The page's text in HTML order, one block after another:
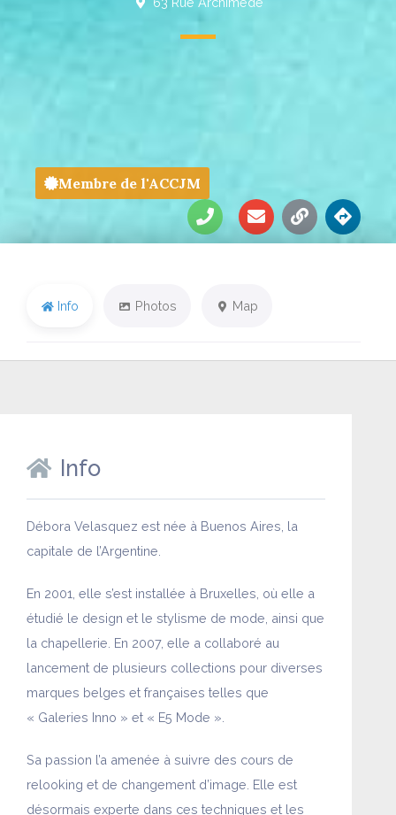
Membre de l'ACCJM
Info Photos Map
Info
Débora Velasquez est née à Buenos Aires, la
capitale de l’Argentine.
En 2001, elle s’est installée à Bruxelles, où elle a
étudié le design et le stylisme de mode, ainsi que
la chapellerie. En 2007, elle a collaboré au
lancement de plusieurs collections pour diverses
marques belges et françaises telles que
« Galeries Inno » et « E5 Mode ».
Sa passion l’a amenée à suivre des cours de
relooking et de changement d’image. Elle est
désormais experte dans ces techniques et les